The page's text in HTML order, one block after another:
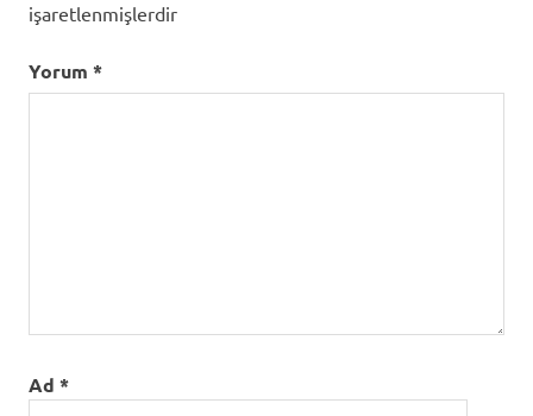
işaretlenmişlerdir
Yorum *
Ad *